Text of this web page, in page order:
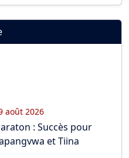
août 2026
: Succès pour
et Tiina